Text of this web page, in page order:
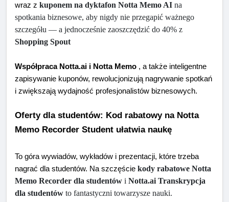
wraz z kuponem na dyktafon Notta Memo AI na
spotkania biznesowe, aby nigdy nie przegapić ważnego
Shopping Spout
Współpraca Notta.ai i Notta Memo , a także inteligentne
zapisywanie kuponów, rewolucjonizują nagrywanie spotkań
i zwiększają wydajność profesjonalistów biznesowych.
Oferty dla studentów: Kod rabatowy na Notta
Memo Recorder Student ułatwia naukę
To góra wywiadów, wykładów i prezentacji, które trzeba
nagrać dla studentów. Na szczęście kody rabatowe Notta
Memo Recorder dla studentów i Notta.ai Transkrypcja
dla studentów to fantastyczni towarzysze nauki.